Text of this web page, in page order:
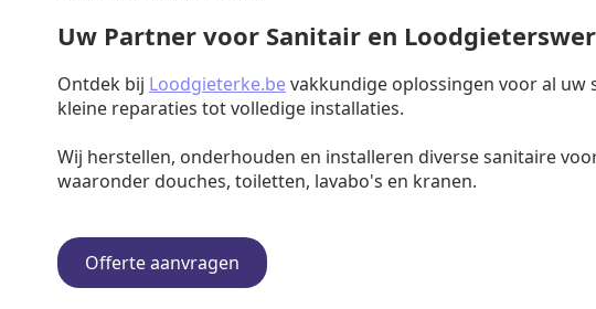
Uw Partner voor Sanitair en
Ontdek bij Loodgieterke.bevakkundige oplossingen voor al uw
kleine reparaties tot volledige installaties.
Wij herstellen, onderhouden en installeren diverse sanitaire
waaronder douches, toiletten, lavabo's en kranen.
Offerte aanvragen